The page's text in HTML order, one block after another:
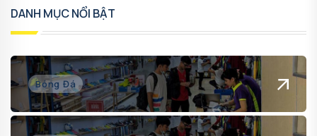
DANH MỤC NỔI BẬT
Bóng Đá